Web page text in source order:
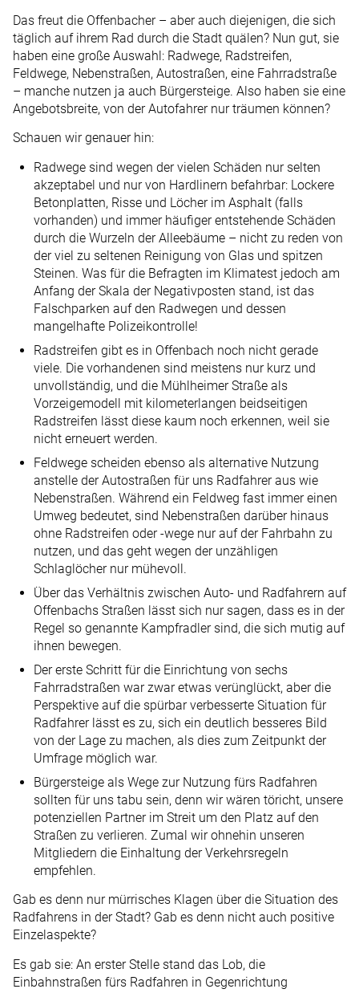
Das freut die Offenbacher – aber auch diejenigen, die sich
täglich auf ihrem Rad durch die Stadt quälen? Nun gut, sie
haben eine große Auswahl: Radwege, Radstreifen,
Feldwege, Nebenstraßen, Autostraßen, eine Fahrradstraße
– manche nutzen ja auch Bürgersteige. Also haben sie eine
Angebotsbreite, von der Autofahrer nur träumen können?
Schauen wir genauer hin:
Radwege sind wegen der vielen Schäden nur selten
akzeptabel und nur von Hardlinern befahrbar: Lockere
Betonplatten, Risse und Löcher im Asphalt (falls
vorhanden) und immer häufiger entstehende Schäden
durch die Wurzeln der Alleebäume – nicht zu reden von
der viel zu seltenen Reinigung von Glas und spitzen
Steinen. Was für die Befragten im Klimatest jedoch am
Anfang der Skala der Negativposten stand, ist das
Falschparken auf den Radwegen und dessen
mangelhafte Polizeikontrolle!
Radstreifen gibt es in Offenbach noch nicht gerade
viele. Die vorhandenen sind meistens nur kurz und
unvollständig, und die Mühlheimer Straße als
Vorzeigemodell mit kilometerlangen beidseitigen
Radstreifen lässt diese kaum noch erkennen, weil sie
nicht erneuert werden.
Feldwege scheiden ebenso als alternative Nutzung
anstelle der Autostraßen für uns Radfahrer aus wie
Nebenstraßen. Während ein Feldweg fast immer einen
Umweg bedeutet, sind Nebenstraßen darüber hinaus
ohne Radstreifen oder -wege nur auf der Fahrbahn zu
nutzen, und das geht wegen der unzähligen
Schlaglöcher nur mühevoll.
Über das Verhältnis zwischen Auto- und Radfahrern auf
Offenbachs Straßen lässt sich nur sagen, dass es in der
Regel so genannte Kampfradler sind, die sich mutig auf
ihnen bewegen.
Der erste Schritt für die Einrichtung von sechs
Fahrradstraßen war zwar etwas verünglückt, aber die
Perspektive auf die spürbar verbesserte Situation für
Radfahrer lässt es zu, sich ein deutlich besseres Bild
von der Lage zu machen, als dies zum Zeitpunkt der
Umfrage möglich war.
Bürgersteige als Wege zur Nutzung fürs Radfahren
sollten für uns tabu sein, denn wir wären töricht, unsere
potenziellen Partner im Streit um den Platz auf den
Straßen zu verlieren. Zumal wir ohnehin unseren
Mitgliedern die Einhaltung der Verkehrsregeln
empfehlen.
Gab es denn nur mürrisches Klagen über die Situation des
Radfahrens in der Stadt? Gab es denn nicht auch positive
Einzelaspekte?
Es gab sie: An erster Stelle stand das Lob, die
Einbahnstraßen fürs Radfahren in Gegenrichtung